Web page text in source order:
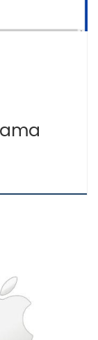
si tu Mac
siguiendo
> Acerca
no nos
a si el